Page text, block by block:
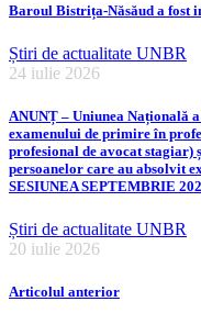
Baroul Bistrița-Năsăud a fost
Știri de actualitate UNBR
24 iulie 2026
ANUNȚ – Uniunea Națională
examenului de primire în
profesional de avocat stagiar)
persoanelor care au absolvit
SESIUNEA SEPTEMBRIE
Știri de actualitate UNBR
20 iulie 2026
Articolul anterior